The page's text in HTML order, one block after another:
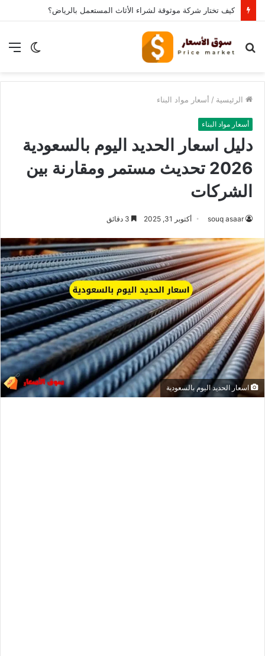
كيف تختار شركة موثوقة لشراء الأثاث المستعمل بالرياض؟
الوضع
بحث
الرئيسية / أسعار مواد البناء
أسعار مواد البناء
دليل اسعار الحديد اليوم بالسعودية
2026 تحديث مستمر ومقارنة بين
الشركات
souq asaar أكتوبر 31, 2025
اسعار الحديد اليوم بالسعودية